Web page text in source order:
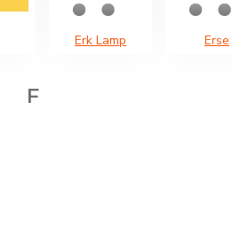
Erk Lamp Erse
F